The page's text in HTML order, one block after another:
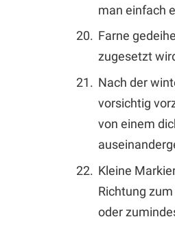
man einfach
Farne
zugesetzt
Nach der
vorsichtig
von einem
Kleine
Richtung
oder